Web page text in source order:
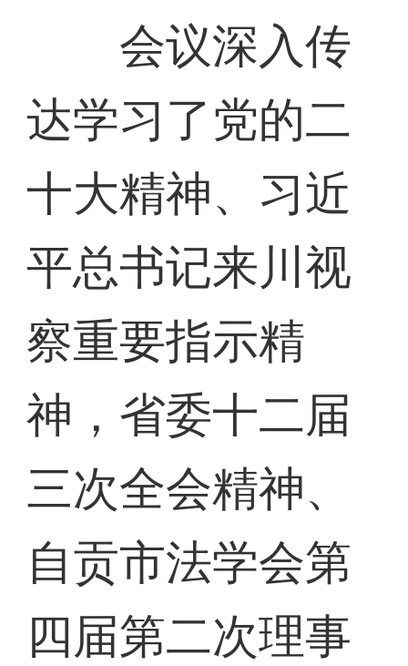
会议深入传
达学习了党的二
十大精神、习近
平总书记来川视
察重要指示精
神，省委十二届
三次全会精神、
自贡市法学会第
四届第二次理事